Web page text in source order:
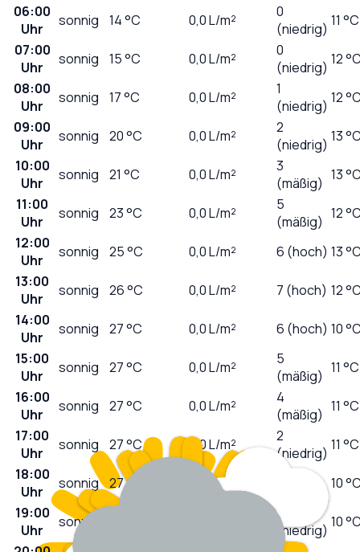
06:00
Uhr
sonnig 14°C 0,0L/m²
0
(niedrig) 11 °C
07:00
Uhr
sonnig 15°C 0,0L/m²
0
(niedrig) 12
08:00
Uhr
sonnig 17°C 0,0L/m²
1
(niedrig) 12
09:00
Uhr
sonnig 20°C 0,0L/m²
2
(niedrig) 13
10:00
Uhr
sonnig 21 °C 0,0L/m²
3
(mäßig) 13
11:00
Uhr
sonnig 23°C 0,0L/m²
5
(mäßig) 12
12:00
Uhr
sonnig 25°C 0,0L/m² 6 (hoch) 13
13:00
Uhr
sonnig 26°C 0,0L/m² 7 (hoch) 12
14:00
Uhr
sonnig 27°C 0,0L/m² 6 (hoch) 10
15:00
Uhr
sonnig 27°C 0,0L/m²
5
(mäßig) 11 °C
16:00
Uhr
sonnig 27°C 0,0L/m²
4
(mäßig) 11 °C
17:00
Uhr
sonnig 27°C 0,0L/m²
2
(niedrig) 11 °C
18:00
Uhr
sonnig 27°C L/m²
(niedrig)10
19:00
Uhr
sonnig
0
(niedrig) 10